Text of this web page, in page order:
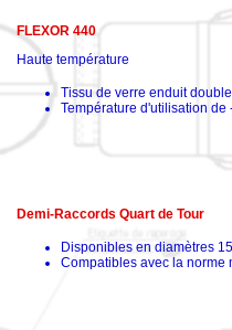
FLEXOR 440
Haute température
Tissu de verre enduit
Température d'utilisation de
Demi-Raccords Quart de Tour
Disponibles en diamètres
Compatibles avec la norme